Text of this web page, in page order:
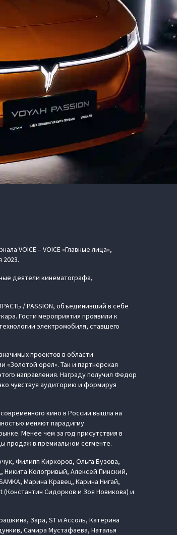
VOICE – VOICE «Главные лица»,
2023.
деятели кинематографа,
/ PASSION, объединивший в себе
Гости мероприятия проявили к
электромобиля, ставшего
проектов в области
орел». Так и партнерская
направления. Награду получил Федор
чувствуя аудиторию и формируя
кино в России вышла на
меняют парадигму
Менее чем за год присутствия в
продаж в премиальном сегменте.
Филипп Киркоров, Ольга Бузова,
Кологривый, Алексей Пинский,
Марина Кравец, Карина Нигай,
Сидорков и Зоя Новикова) и
Зара, ST и Ассоль, Катерина
Самира Мустафаева, Наталья